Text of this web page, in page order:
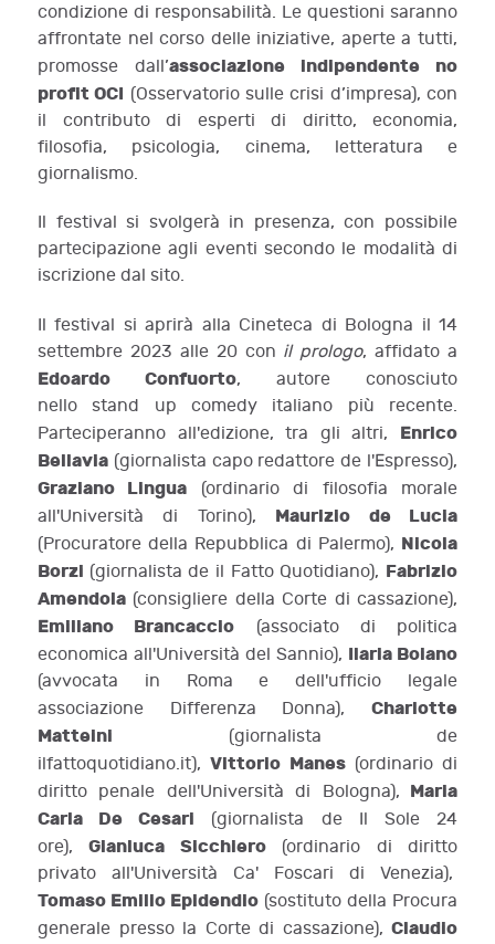
condizione di responsabilità. Le questioni saranno
affrontate nel corso delle iniziative, aperte a tutti,
promosse dall’associazione indipendente no
profit OCI (Osservatorio sulle crisi d’impresa), con
il contributo di esperti di diritto, economia,
filosofia, psicologia, cinema, letteratura e
giornalismo.
Il festival si svolgerà in presenza, con possibile
partecipazione agli eventi secondo le modalità di
iscrizione dal sito.
Il festival si aprirà alla Cineteca di Bologna il 14
settembre 2023 alle 20 con il prologo, affidato a
Edoardo Confuorto, autore conosciuto
nello stand up comedy italiano più recente.
Parteciperanno all'edizione, tra gli altri, Enrico
Bellavia (giornalista capo redattore de l'Espresso),
Graziano Lingua (ordinario di filosofia morale
all'Università di Torino), Maurizio de Lucia
(Procuratore della Repubblica di Palermo), Nicola
Borzi (giornalista de il Fatto Quotidiano), Fabrizio
Amendola (consigliere della Corte di cassazione),
Emiliano Brancaccio (associato di politica
economica all'Università del Sannio), Ilaria Boiano
(avvocata in Roma e dell'ufficio legale
associazione Differenza Donna), Charlotte
Matteini (giornalista de
ilfattoquotidiano.it),Vittorio Manes(ordinario di
diritto penale dell'Università di Bologna), Maria
Carla De Cesari (giornalista de Il Sole 24
ore),Gianluca Sicchiero(ordinario di diritto
privato all'Università Ca' Foscari di Venezia),
Tomaso Emilio Epidendio (sostituto della Procura
generale presso la Corte di cassazione), Claudio